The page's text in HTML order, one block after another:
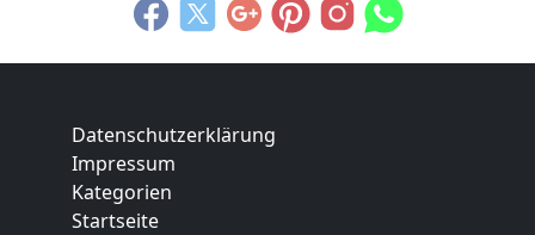
Datenschutzerklärung
Impressum
Kategorien
Startseite